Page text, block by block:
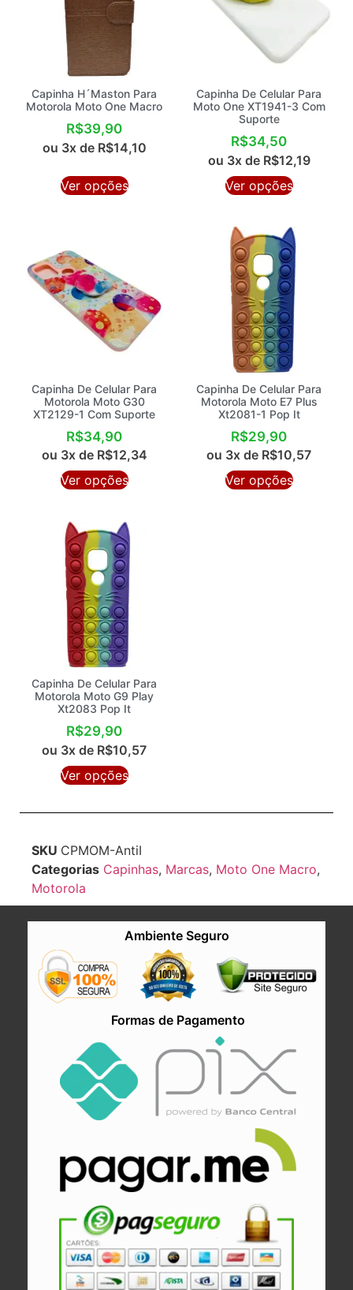
Capinha H´Maston Para
Motorola Moto One Macro
R$39,90
ou 3x de R$14,10
Ver opções
Capinha De Celular Para
Moto One XT1941-3 Com
Suporte
R$34,50
ou 3x de R$12,19
Ver opções
Capinha De Celular Para
Motorola Moto G30
XT2129-1 Com Suporte
R$34,90
ou 3x de R$12,34
Ver opções
Capinha De Celular Para
Motorola Moto E7 Plus
Xt2081-1 Pop It
R$29,90
ou 3x de R$10,57
Ver opções
Capinha De Celular Para
Motorola Moto G9 Play
Xt2083 Pop It
R$29,90
ou 3x de R$10,57
Ver opções
SKU CPMOM-AntiI
Categorias Capinhas, Marcas, Moto One Macro,
Motorola
Ambiente Seguro
Formas de Pagamento